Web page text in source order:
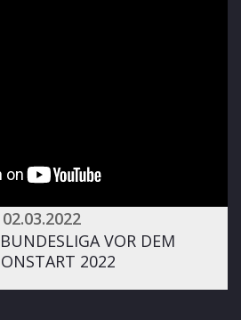
02.03.2022
VOR DEM
2022